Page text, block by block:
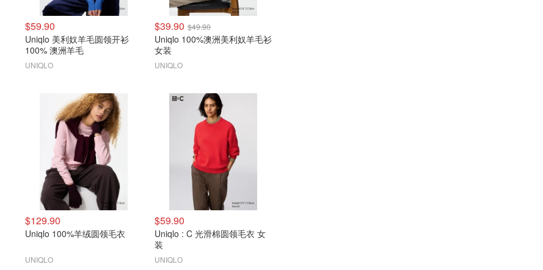
$59.90
Uniqlo 美利奴羊毛圆领开衫
100% 澳洲羊毛
UNIQLO
$39.90 $49.90
Uniqlo 100%澳洲美利奴羊毛衫
女装
UNIQLO
$129.90
Uniqlo 100%羊绒圆领毛衣
UNIQLO
$59.90
Uniqlo : C 光滑棉圆领毛衣 女
装
UNIQLO